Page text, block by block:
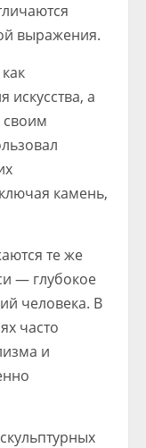
выражения.
искусства, а
своим
камень,
те же
— глубокое
человека. В
часто
и